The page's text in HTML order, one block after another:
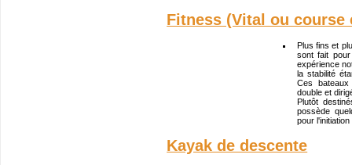
Fitness (Vital ou course
Plus fins et
sont fait
expérience
la stabilité
Ces
double et
Plutôt
possède
pour
Kayak de descente